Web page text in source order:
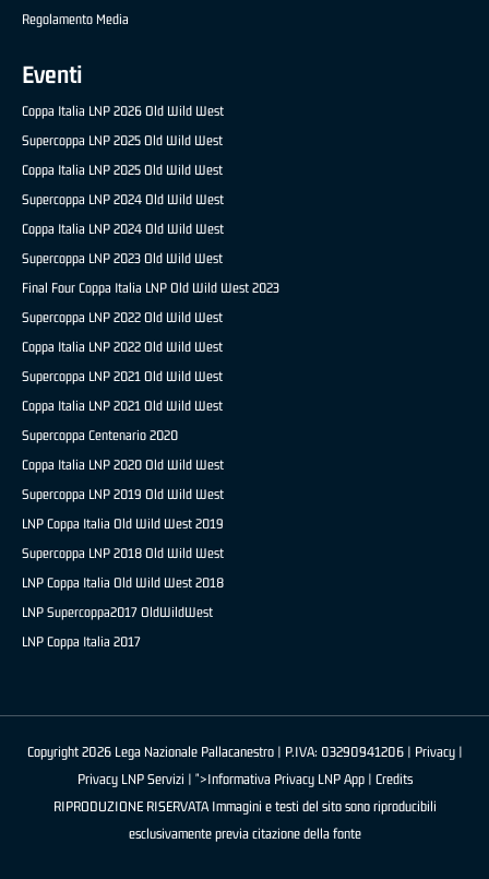
Regolamento Media
Eventi
Coppa Italia LNP 2026 Old Wild West
Supercoppa LNP 2025 Old Wild West
Coppa Italia LNP 2025 Old Wild West
Supercoppa LNP 2024 Old Wild West
Coppa Italia LNP 2024 Old Wild West
Supercoppa LNP 2023 Old Wild West
Final Four Coppa Italia LNP Old Wild West 2023
Supercoppa LNP 2022 Old Wild West
Coppa Italia LNP 2022 Old Wild West
Supercoppa LNP 2021 Old Wild West
Coppa Italia LNP 2021 Old Wild West
Supercoppa Centenario 2020
Coppa Italia LNP 2020 Old Wild West
Supercoppa LNP 2019 Old Wild West
LNP Coppa Italia Old Wild West 2019
Supercoppa LNP 2018 Old Wild West
LNP Coppa Italia Old Wild West 2018
LNP Supercoppa2017 OldWildWest
LNP Coppa Italia 2017
Copyright 2026 Lega Nazionale Pallacanestro | P.IVA: 03290941206 | Privacy|
Privacy LNP Servizi | ">Informativa Privacy LNP App | Credits
RIPRODUZIONE RISERVATA Immagini e testi del sito sono riproducibili
esclusivamente previa citazione della fonte